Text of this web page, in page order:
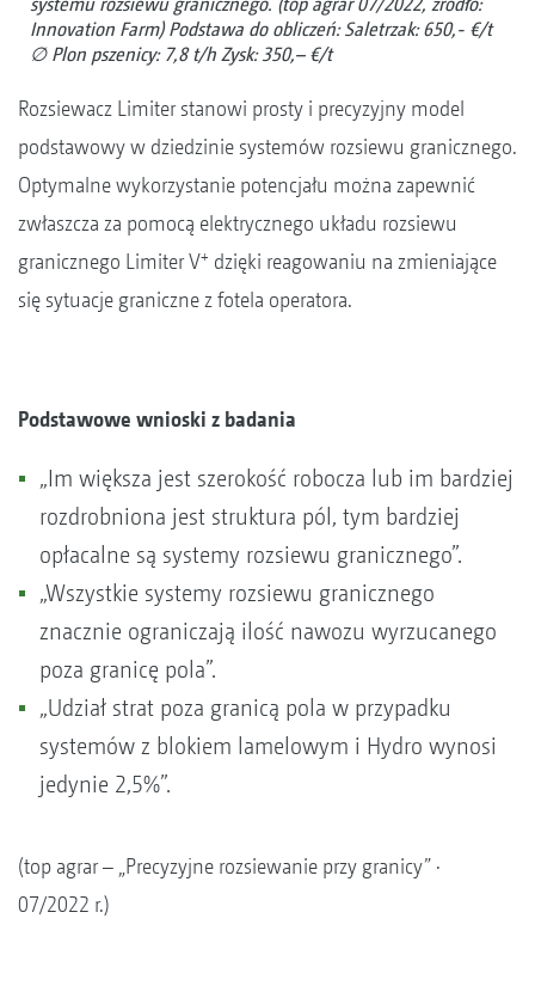
systemu rozsiewu granicznego. (top agrar 07/2022, źródło:
Innovation Farm) Podstawa do obliczeń: Saletrzak: 650,- €/t
∅ Plon pszenicy: 7,8 t/h Zysk: 350,– €/t
Rozsiewacz Limiter stanowi prosty i precyzyjny model
podstawowy w dziedzinie systemów rozsiewu granicznego.
Optymalne wykorzystanie potencjału można zapewnić
zwłaszcza za pomocą elektrycznego układu rozsiewu
granicznego Limiter V+ dzięki reagowaniu na zmieniające
się sytuacje graniczne z fotela operatora.
Podstawowe wnioski z badania
„Im większa jest szerokość robocza lub im bardziej
rozdrobniona jest struktura pól, tym bardziej
opłacalne są systemy rozsiewu granicznego”.
„Wszystkie systemy rozsiewu granicznego
znacznie ograniczają ilość nawozu wyrzucanego
poza granicę pola”.
„Udział strat poza granicą pola w przypadku
systemów z blokiem lamelowym i Hydro wynosi
jedynie 2,5%”.
(top agrar – „Precyzyjne rozsiewanie przy granicy” ·
07/2022 r.)